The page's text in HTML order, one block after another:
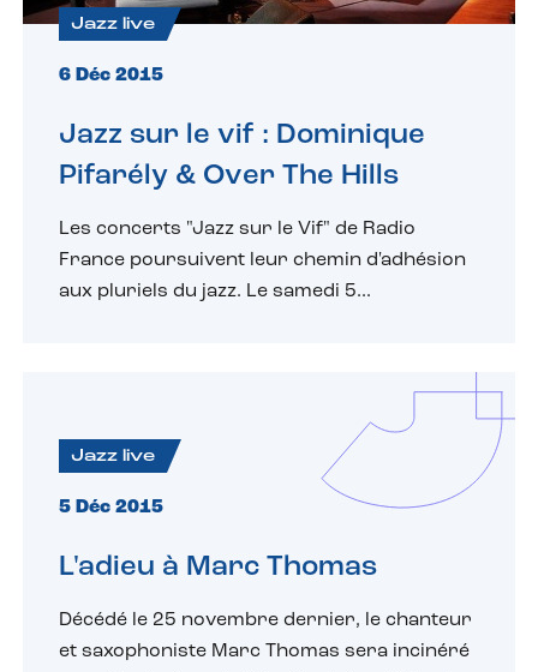
Jazz live
6 Déc 2015
Jazz sur le vif : Dominique
Pifarély & Over The Hills
Les concerts "Jazz sur le Vif" de Radio
France poursuivent leur chemin d'adhésion
aux pluriels du jazz. Le samedi 5...
Jazz live
5 Déc 2015
L'adieu à Marc Thomas
Décédé le 25 novembre dernier, le chanteur
et saxophoniste Marc Thomas sera incinéré